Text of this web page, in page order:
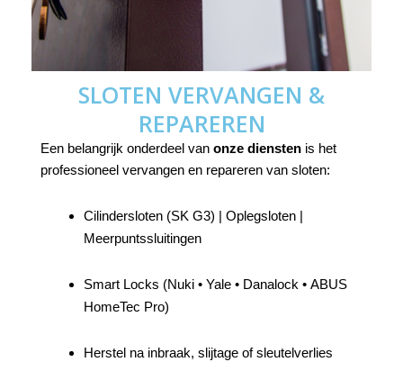
SLOTEN VERVANGEN &
REPAREREN
Een belangrijk onderdeel van onze diensten is het
professioneel vervangen en repareren van sloten:
Cilindersloten (SK G3) | Oplegsloten |
Meerpuntssluitingen
Smart Locks (Nuki • Yale • Danalock • ABUS
HomeTec Pro)
Herstel na inbraak, slijtage of sleutelverlies